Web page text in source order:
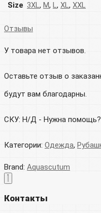
Size 3XL, M, L, XL, XXL
Отзывы
У товара нет отзывов.
Оставьте отзыв о
будут вам благодарны.
СКУ: Н/Д - Нужна помощь?
Категории: Одежда,
Brand: Aquascutum
Контакты